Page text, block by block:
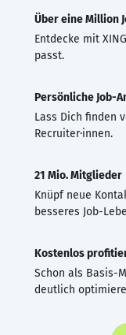
Über eine Million
Entdecke mit
passt.
Persönliche Job-
Lass Dich finden
Recruiter·innen.
21 Mio. Mitglieder
Knüpf neue
besseres Job-
Kostenlos
Schon als Basis-
deutlich